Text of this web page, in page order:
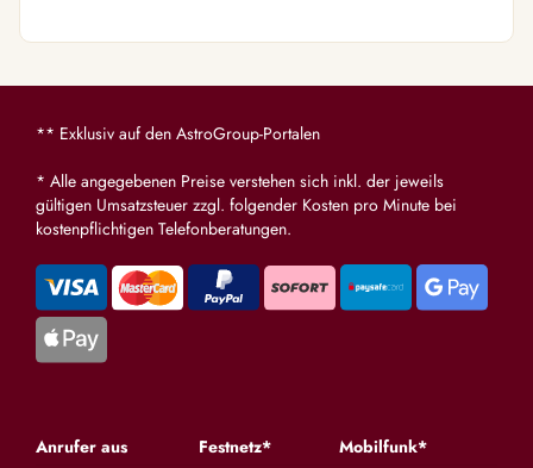
** Exklusiv auf den AstroGroup-Portalen
* Alle angegebenen Preise verstehen sich inkl. der jeweils
gültigen Umsatzsteuer zzgl. folgender Kosten pro Minute bei
kostenpflichtigen Telefonberatungen.
Anrufer aus Festnetz*
Mobilfunk*